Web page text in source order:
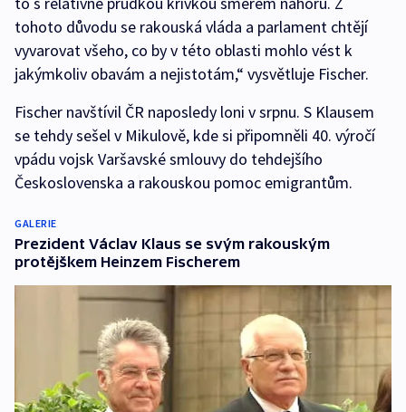
tohoto důvodu se rakouská vláda a parlament chtějí
vyvarovat všeho, co by v této oblasti mohlo vést k
jakýmkoliv obavám a nejistotám,“ vysvětluje Fischer.
Fischer navštívil ČR naposledy loni v srpnu. S Klausem
se tehdy sešel v Mikulově, kde si připomněli 40. výročí
vpádu vojsk Varšavské smlouvy do tehdejšího
Československa a rakouskou pomoc emigrantům.
GALERIE
Prezident Václav Klaus se svým rakouským
protějškem Heinzem Fischerem